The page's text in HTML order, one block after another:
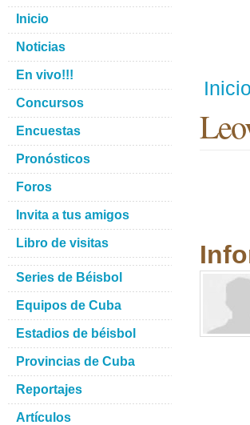
Inicio
Inicio
Noticias
En vivo!!!
Concursos
Encuestas
Pronósticos
Foros
Invita a tus amigos
Libro de visitas
Series de Béisbol
Equipos de Cuba
Estadios de béisbol
Provincias de Cuba
Reportajes
Artículos